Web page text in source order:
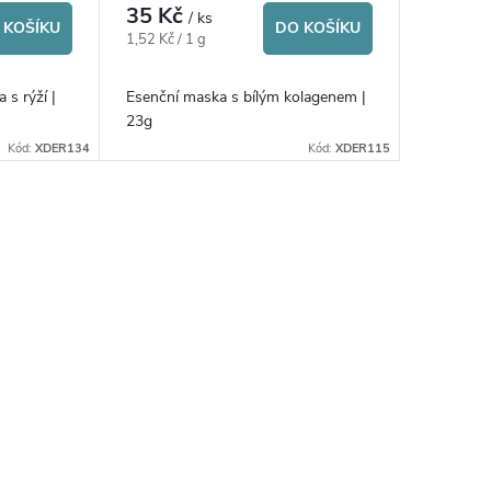
s rýží |
Kód: XDER134
35 Kč/ ks
Měrná
1,52 Kč / 1 g
DO KOŠÍKU
Esenční maska s bílým kolagenem |
23g
Kód: XDER115